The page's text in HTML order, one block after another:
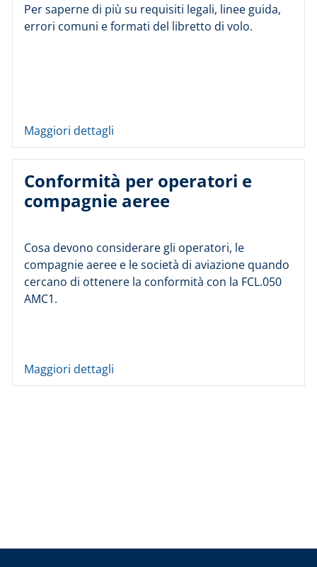
Per saperne di più su requisiti legali, linee guida,
errori comuni e formati del libretto di volo.
Maggiori dettagli
Conformità per operatori e
compagnie aeree
Cosa devono considerare gli operatori, le
compagnie aeree e le società di aviazione quando
cercano di ottenere la conformità con la FCL.050
AMC1.
Maggiori dettagli